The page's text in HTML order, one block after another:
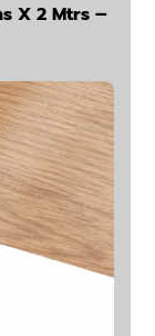
X 2 Mtrs –